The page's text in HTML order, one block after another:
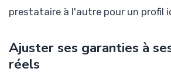
prestataire à l'autre pour un profil
Ajuster ses garanties à
réels